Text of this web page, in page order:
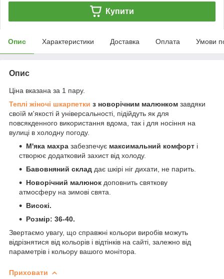
Купити
Опис Характеристики Доставка Оплата Умови
Опис
Ціна вказана за 1 пару.
Теплі жіночі шкарпетки з новорічним малюнком завдяки
своїй м'якості й універсальності, підійдуть як для
повсякденного використання вдома, так і для носіння на
вулиці в холодну погоду.
М'яка махра забезпечує максимальний комфорт і
створює додатковий захист від холоду.
Бавовняний склад дає шкірі ніг дихати, не парить.
Новорічний малюнок доповнить святкову
атмосферу на зимові свята.
Високі.
Розмір: 36-40.
Звертаємо увагу, що справжні кольори виробів можуть
відрізнятися від кольорів і відтінків на сайті, залежно від
параметрів і кольору вашого монітора.
Приховати